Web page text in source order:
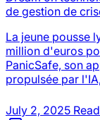
de gestion de
La jeune pousse
million d'euros
PanicSafe, son
propulsée par
July 2, 2025